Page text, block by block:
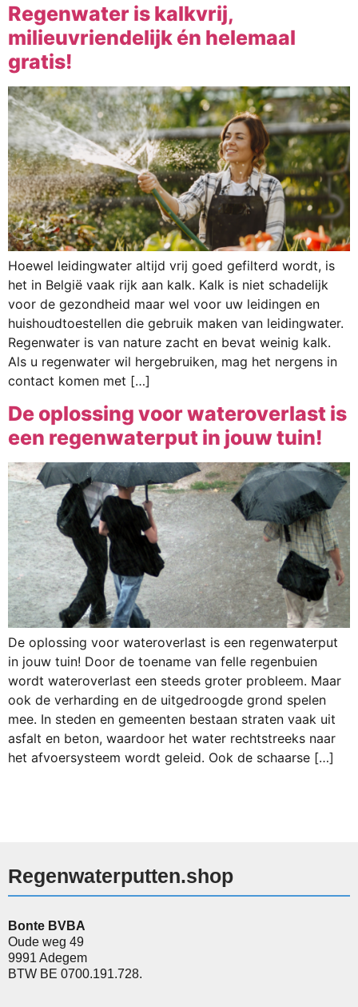
Regenwater is kalkvrij,
milieuvriendelijk én helemaal
gratis!
Hoewel leidingwater altijd vrij goed gefilterd wordt, is
het in België vaak rijk aan kalk. Kalk is niet schadelijk
voor de gezondheid maar wel voor uw leidingen en
huishoudtoestellen die gebruik maken van leidingwater.
Regenwater is van nature zacht en bevat weinig kalk.
Als u regenwater wil hergebruiken, mag het nergens in
contact komen met […]
De oplossing voor wateroverlast is
een regenwaterput in jouw tuin!
De oplossing voor wateroverlast is een regenwaterput
in jouw tuin! Door de toename van felle regenbuien
wordt wateroverlast een steeds groter probleem. Maar
ook de verharding en de uitgedroogde grond spelen
mee. In steden en gemeenten bestaan straten vaak uit
asfalt en beton, waardoor het water rechtstreeks naar
het afvoersysteem wordt geleid. Ook de schaarse […]
Regenwaterputten.shop
Bonte BVBA
Oude weg 49
9991 Adegem
BTW BE 0700.191.728.